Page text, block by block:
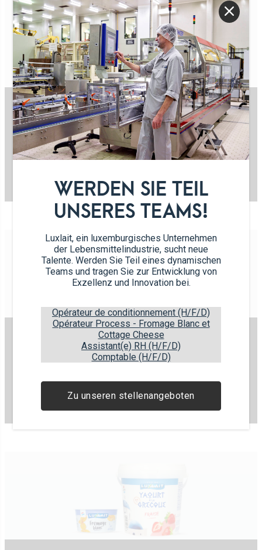
WERDEN SIE TEIL
UNSERES TEAMS!
Luxlait, ein luxemburgisches Unternehmen
der Lebensmittelindustrie, sucht neue
Talente. Werden Sie Teil eines dynamischen
Teams und tragen Sie zur Entwicklung von
Exzellenz und Innovation bei.
Opérateur de conditionnement (H/F/D)
Opérateur Process - Fromage Blanc et
Cottage Cheese
Assistant(e) RH (H/F/D)
Comptable (H/F/D)
Zu unseren stellenangeboten
KÄSE
Bio Brie
Käsewürfel
Scheibenkäse
Kachkéis
YAOURTS DU LUXEMBOURG
Bio Joghurt